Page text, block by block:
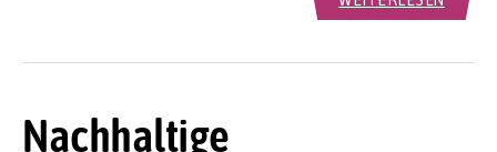
Nachhaltige